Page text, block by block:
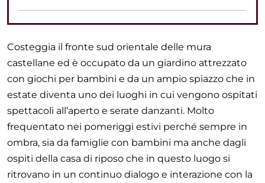
Costeggia il fronte sud orientale delle mura
castellane ed è occupato da un giardino attrezzato
con giochi per bambini e da un ampio spiazzo che in
estate diventa uno dei luoghi in cui vengono ospitati
spettacoli all’aperto e serate danzanti. Molto
frequentato nei pomeriggi estivi perché sempre in
ombra, sia da famiglie con bambini ma anche dagli
ospiti della casa di riposo che in questo luogo si
ritrovano in un continuo dialogo e interazione con la